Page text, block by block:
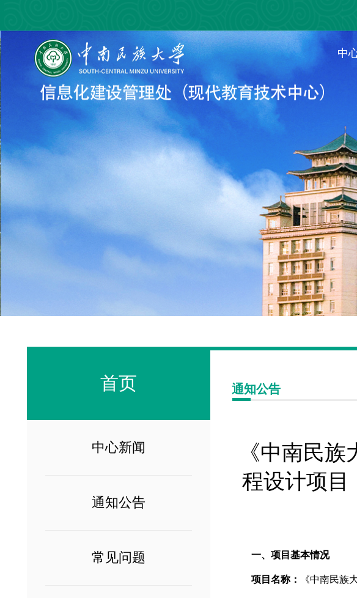
中
首页
中心新闻
通知公告
常见问题
通知公告
《中南民
程设计项目
一、项目基本情况
项目名称： 《中南民族